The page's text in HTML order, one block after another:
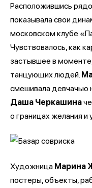
Расположившись
показывала свои
московском клубе
Чувствовалось, как
застывшее в
танцующих людей.
смешивала девчачью
Даша Черкашина
о границах желания и
Художница Марина
постеры, объекты,